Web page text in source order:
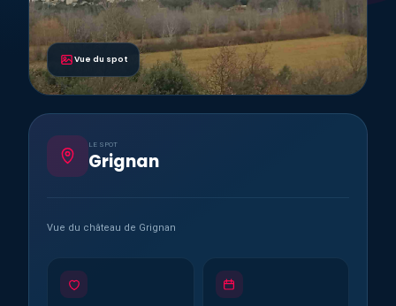
Vue du spot
LE SPOT
Grignan
Vue du château de Grignan